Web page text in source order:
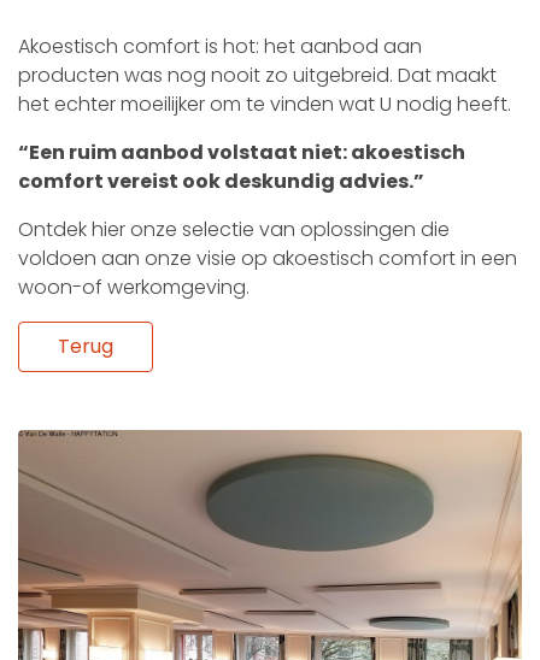
Akoestisch comfort is hot: het aanbod aan
producten was nog nooit zo uitgebreid. Dat maakt
het echter moeilijker om te vinden wat U nodig heeft.
“Een ruim aanbod volstaat niet: akoestisch
comfort vereist ook deskundig advies.”
Ontdek hier onze selectie van oplossingen die
voldoen aan onze visie op akoestisch comfort in een
woon-of werkomgeving.
Terug